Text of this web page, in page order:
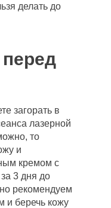
делать до
перед
загорать в
лазерной
то
и
кремом с
3 дня до
рекомендуем
и беречь кожу